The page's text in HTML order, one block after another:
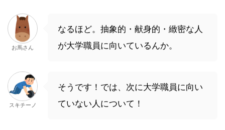
お馬さん
なるほど。抽象的・献身的・緻密な人
が大学職員に向いているんか。
スキチーノ
そうです！では、次に大学職員に向い
ていない人について！